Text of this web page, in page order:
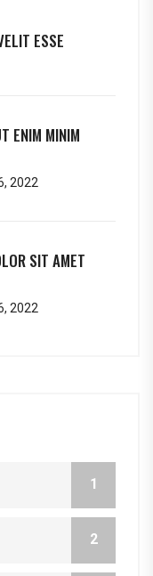
ESSE
ENIM MINIM
2022
SIT AMET
2022
1
2